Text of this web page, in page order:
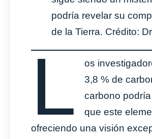
podría revelar su
de la Tierra. Crédito:
L
os
3,8 % de
carbono
que este
ofreciendo una visión